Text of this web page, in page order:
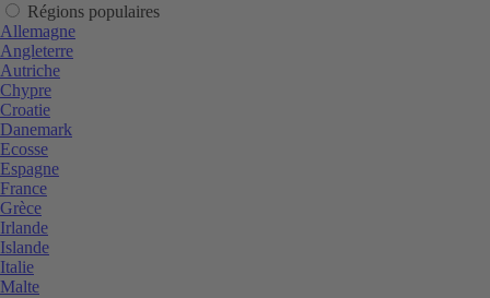
Régions populaires
Allemagne
Angleterre
Autriche
Chypre
Croatie
Danemark
Ecosse
Espagne
France
Grèce
Irlande
Islande
Italie
Malte